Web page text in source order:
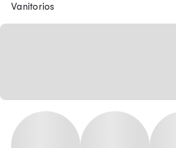
Vanitorios